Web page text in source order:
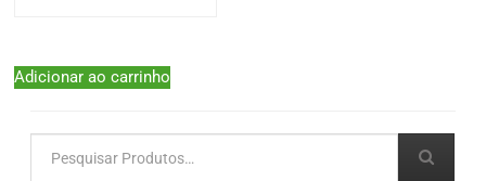
Adicionar ao carrinho